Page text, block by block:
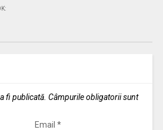
fi publicată. Câmpurile obligatorii sunt
Email *